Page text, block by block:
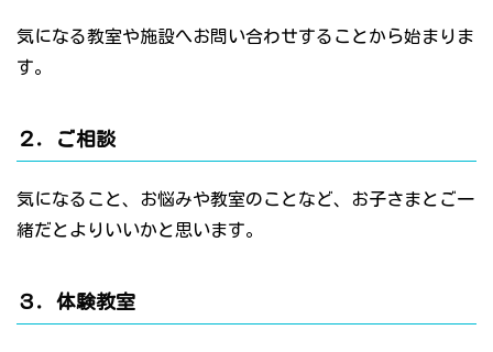
気になる教室や施設へお問い合わせすることから始まりま
す。
２．ご相談
気になること、お悩みや教室のことなど、お子さまとご一
緒だとよりいいかと思います。
３．体験教室